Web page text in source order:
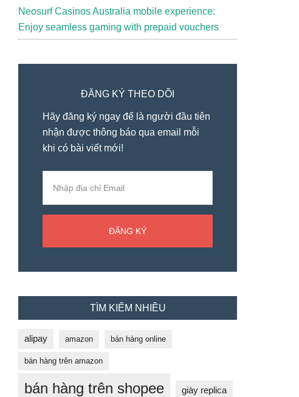
Neosurf Casinos Australia mobile experience:
Enjoy seamless gaming with prepaid vouchers
ĐĂNG KÝ THEO DÕI
Hãy đăng ký ngay để là người đầu tiên
nhận được thông báo qua email mỗi
khi có bài viết mới!
TÌM KIẾM NHIỀU
alipay amazon bán hàng online
bán hàng trên amazon
bán hàng trên shopee giày replica